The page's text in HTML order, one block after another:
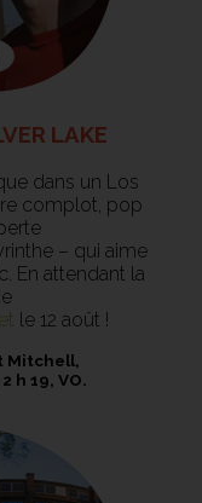
LAKE
dans un Los
complot, pop
– qui aime
En attendant la
le 12 août !
Mitchell,
h 19, VO.